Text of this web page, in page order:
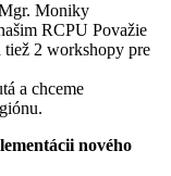
Moniky
RCPU Považie
2 workshopy pre
a chceme
nového